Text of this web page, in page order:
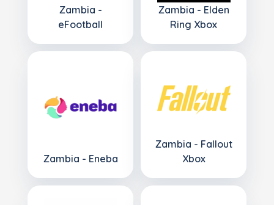
Zambia -
eFootball
Zambia - Elden
Ring Xbox
Zambia - Eneba
Zambia - Fallout
Xbox